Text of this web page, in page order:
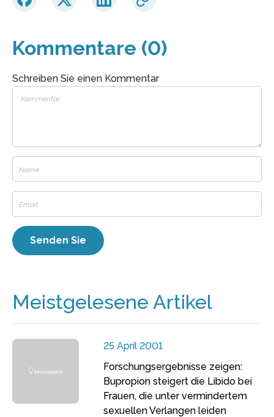
Kommentare (0)
Schreiben Sie einen Kommentar
Meistgelesene Artikel
25 April 2001
Forschungsergebnisse zeigen:
Bupropion steigert die Libido bei
Frauen, die unter vermindertem
sexuellen Verlangen leiden